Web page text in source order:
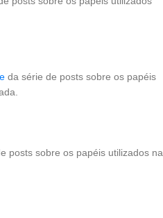
da série de posts sobre os papéis
posts sobre os papéis utilizados na